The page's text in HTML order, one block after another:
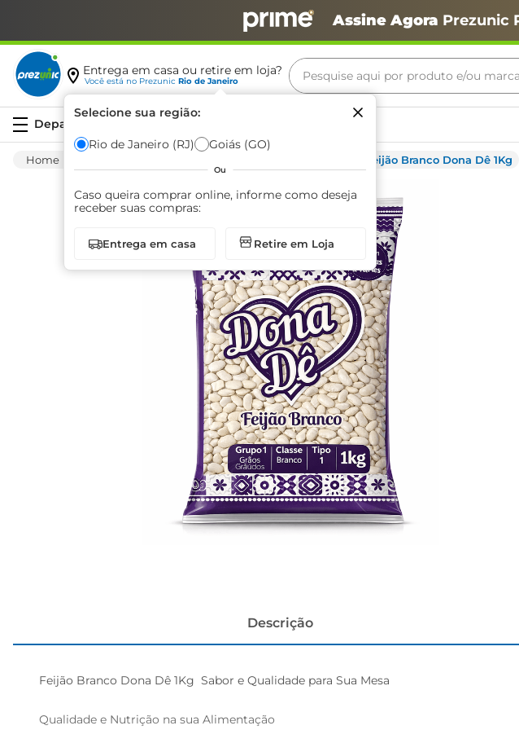
Assine Agora Prezunic
Entrega em casa ou retire em loja?
Você está no Prezunic Rio de Janeiro
Selecione sua região:
Rio de Janeiro (RJ) Goiás (GO)
Ou
Caso queira comprar online, informe como deseja
receber suas compras:
Entrega em casa Retire em Loja
Pesquise aqui por produto e/ou
Feijão Branco Dona Dê 1Kg
Descrição
Feijão Branco Dona Dê 1Kg  Sabor e Qualidade para Sua Mesa
Qualidade e Nutrição na sua Alimentação
Termos mais buscados
café
arroz
biscoito
azeite
iogurte
papel higiênico
cerveja